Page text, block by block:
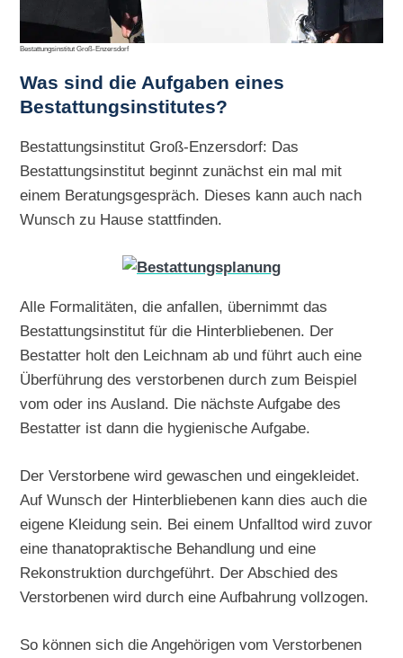
Bestattungsinstitut Groß-Enzersdorf
Was sind die Aufgaben eines
Bestattungsinstitutes?
Bestattungsinstitut Groß-Enzersdorf: Das
Bestattungsinstitut beginnt zunächst ein mal mit
einem Beratungsgespräch. Dieses kann auch nach
Wunsch zu Hause stattfinden.
Alle Formalitäten, die anfallen, übernimmt das
Bestattungsinstitut für die Hinterbliebenen. Der
Bestatter holt den Leichnam ab und führt auch eine
Überführung des verstorbenen durch zum Beispiel
vom oder ins Ausland. Die nächste Aufgabe des
Bestatter ist dann die hygienische Aufgabe.
Der Verstorbene wird gewaschen und eingekleidet.
Auf Wunsch der Hinterbliebenen kann dies auch die
eigene Kleidung sein. Bei einem Unfalltod wird zuvor
eine thanatopraktische Behandlung und eine
Rekonstruktion durchgeführt. Der Abschied des
Verstorbenen wird durch eine Aufbahrung vollzogen.
So können sich die Angehörigen vom Verstorbenen